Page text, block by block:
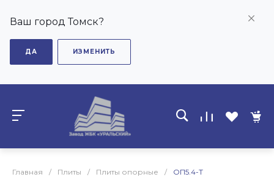
Ваш город Томск?
ДА ИЗМЕНИТЬ
Главная / Плиты / Плиты опорные / ОП5.4-Т